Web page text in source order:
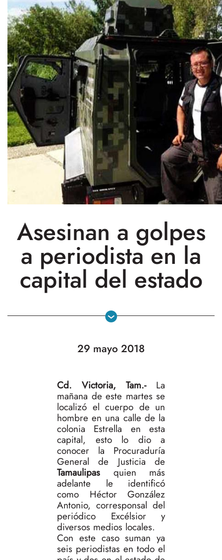
Asesinan a golpes
a periodista en la
capital del estado
29 mayo 2018
Cd. Victoria, Tam.- La
mañana de este martes se
localizó el cuerpo de un
hombre en una calle de la
colonia Estrella en esta
capital, esto lo dio a
conocer la Procuraduría
General de Justicia de
Tamaulipas quien más
adelante le identificó
como Héctor González
Antonio, corresponsal del
periódico Excélsior y
diversos medios locales.
Con este caso suman ya
seis periodistas en todo el